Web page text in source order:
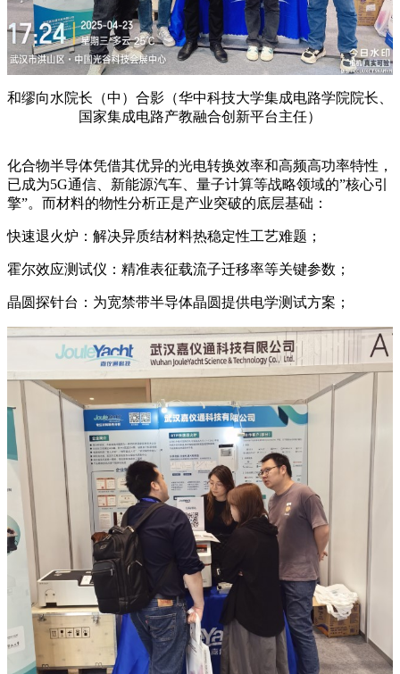
和缪向水院长（中）合影（华中科技大学集成电路学院院长、
国家集成电路产教融合创新平台主任）
化合物半导体凭借其优异的光电转换效率和高频高功率特性，
已成为5G通信、新能源汽车、量子计算等战略领域的”核心引
擎”。而材料的物性分析正是产业突破的底层基础：
快速退火炉：解决异质结材料热稳定性工艺难题；
霍尔效应测试仪：精准表征载流子迁移率等关键参数；
晶圆探针台：为宽禁带半导体晶圆提供电学测试方案；